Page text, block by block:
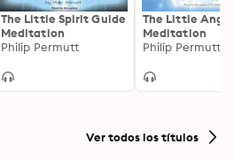
The Little Spirit Guide
Meditation
Philip Permutt
The Little Angel
Meditation
Philip Permutt
Ver todos los títulos